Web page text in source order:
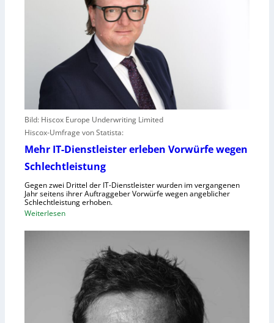
Bild: Hiscox Europe Underwriting Limited
Hiscox-Umfrage von Statista:
Mehr IT-Dienstleister erleben Vorwürfe wegen
Schlechtleistung
Gegen zwei Drittel der IT-Dienstleister wurden im vergangenen
Jahr seitens ihrer Auftraggeber Vorwürfe wegen angeblicher
Schlechtleistung erhoben.
Weiterlesen: